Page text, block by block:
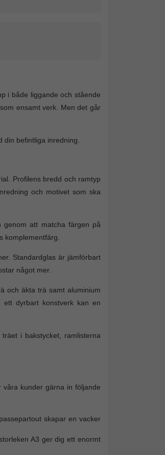
i både liggande och stående
ensamt verk. Men det går
befintliga inredning.
Profilens bredd och ramtyp
och motivet som ska
att matcha färgen på
komplementfärg.
Standardglas är jämförbart
något mer.
och äkta trä samt aluminium
dyrbart konstverk kan en
i bakstycket, ramlisterna
kunder gärna in följande
skapar en vacker
A3 ger dig ett enormt